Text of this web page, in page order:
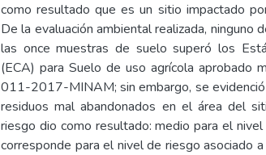
como resultado que es un sitio impactado
De la evaluación ambiental realizada, ninguno
las once muestras de suelo superó los
(ECA) para Suelo de uso agrícola aprobado
011-2017-MINAM; sin embargo, se
residuos mal abandonados en el área del
riesgo dio como resultado: medio para el
corresponde para el nivel de riesgo asociado